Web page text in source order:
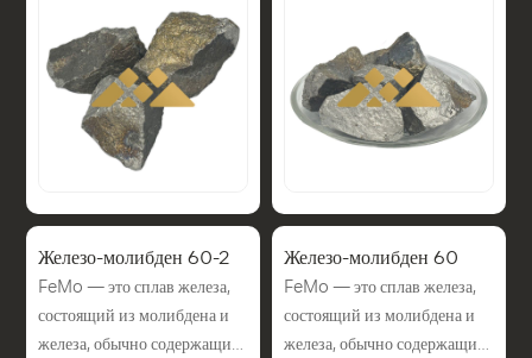
который используется в
качестве легирующей
добавки при производстве
стали. Ферромолибден — это
сплав молибдена и железа.
Его основное применение —
молибдену при
Добавление молибдена в
сталь обеспечивает
равномерную
мелкозернистую структуру,
качестве легирующей
добавки при производстве
стали. Ферромолибден — это
сплав молибдена и железа.
Его основное применение —
молибдену при
Добавление молибдена в
сталь обеспечивает
равномерную
мелкозернистую структуру,
Железо-молибден 60-2
FeMo — это сплав железа,
состоящий из молибдена и
железа, обычно содержащий
Железо-молибден 60
FeMo — это сплав железа,
состоящий из молибдена и
железа, обычно содержащий